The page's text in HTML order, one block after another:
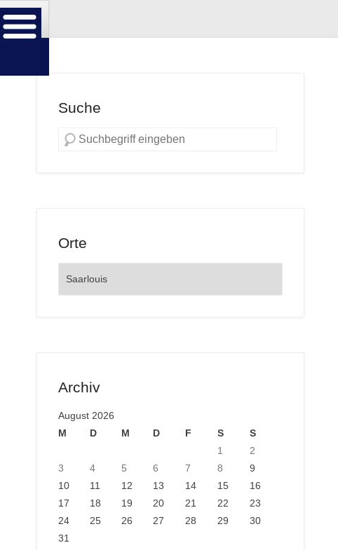
Suche
Orte
Archiv
August 2026
M
D M D F S
S
1
2
3
4 5 6 7 8
9
10
11 12 13 14 15
16
17
18 19 20 21 22
23
24
25 26 27 28 29
30
31